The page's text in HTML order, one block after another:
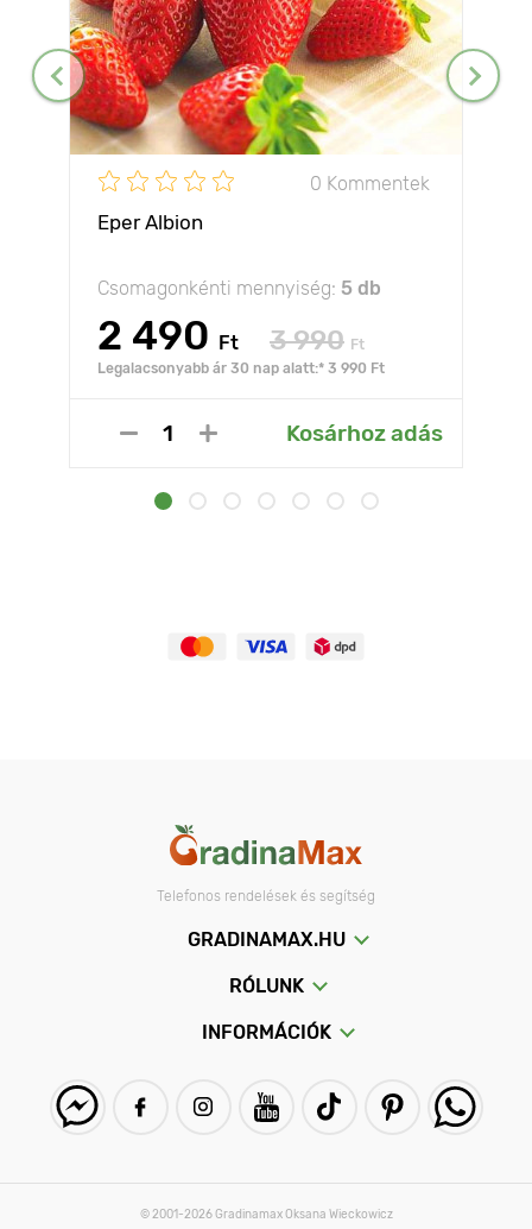
0 Kommentek
Eper Albion
Csomagonkénti mennyiség: 5 db
2 490 Ft 3 990 Ft
Legalacsonyabb ár 30 nap alatt:* 3 990 Ft
Kosárhoz adás
Telefonos rendelések és segítség
GRADINAMAX.HU
RÓLUNK
INFORMÁCIÓK
© 2001-2026 Gradinamax Oksana Wieckowicz